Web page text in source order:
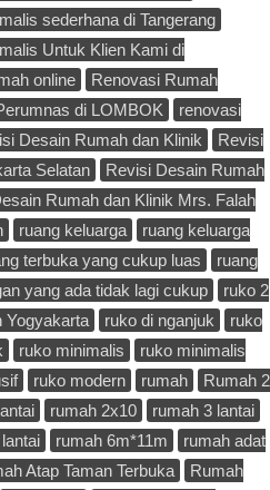
sederhana di Tangerang
Untuk Klien Kami di
online
Renovasi Rumah
di LOMBOK
renovasi
Desain Rumah dan Klinik
Revisi
Selatan
Revisi Desain Rumah
Rumah dan Klinik Mrs. Falah
ruang keluarga
ruang keluarga
terbuka yang cukup luas
ruang
yang ada tidak lagi cukup
ruko 2
Yogyakarta ruko di nganjuk
ruko
ruko minimalis
ruko minimalis
ruko modern rumah
Rumah 2
rumah 2x10
rumah 3 lantai
rumah 6m*11m
rumah adat
Atap Taman Terbuka
Rumah